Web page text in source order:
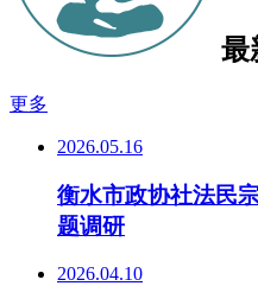
最
更多
2026.05.16
衡水市政协社法民
题调研
2026.04.10